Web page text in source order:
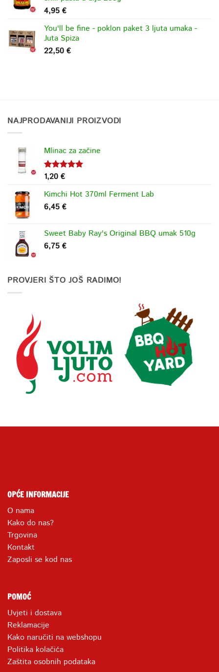
4,95 €
You'll be fine - poklon paket 3 ljuta umaka -
Juta Spiza
22,50 €
NAJPRODAVANIJI PROIZVODI
Mlinac za začine
Ocjenjeno
1,20 €
Kimchi Hot 370ml Ferment Lab
6,45 €
Sweet Baby Ray's Original BBQ umak 510g
6,75 €
PROVJERI ŠTO JOŠ RADIMO!
OPĆE INFORMACIJE
O nama
Kako do nas?
Trgovina
Kontakt
Zaposli se kod nas
POMOĆ
Uvjeti i dostava
Reklamacije
Kako naručiti na webshopu
Politika kolačića
Zaštita osobnih podataka